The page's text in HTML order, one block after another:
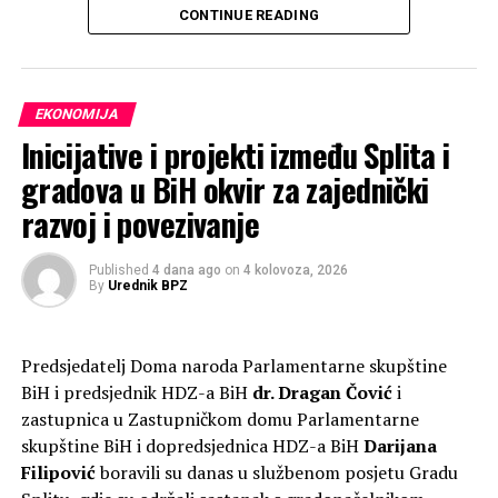
Lokacija: Široki Brijeg.
Zemlja: Bosna i Hercegovina.
Arhiv: privatni arhiv, Miljenko Karačić
RELATED TOPICS:
UP NEXT
Hoće li se Hrvatima vratiti bar dio otetih prava prije
zatvaranja OHR-a?
DON'T MISS
27,41 posto ukupne vrijednosti, navodi se na službenoj
stranici Grada Širokog Brijega.
CONTINUE READING
EKONOMIJA
Inicijative i projekti između Splita i
gradova u BiH okvir za zajednički
razvoj i povezivanje
Published 4 dana ago on 4 kolovoza, 2026
By Urednik BPZ
Predsjedatelj Doma naroda Parlamentarne skupštine
BiH i predsjednik HDZ-a BiH dr. Dragan Čovići
zastupnica u Zastupničkom domu Parlamentarne
skupštine BiH i dopredsjednica HDZ-a BiHDarijana
Filipovićboravili su danas u službenom posjetu Gradu